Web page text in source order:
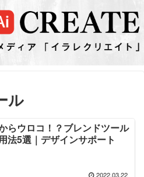
ル
らウロコ！？ブレンドツール
法5選｜デザインサポート
2022.03.22